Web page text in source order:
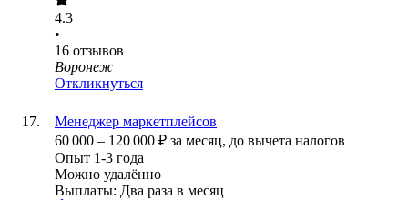
4.3
•
16 отзывов
Воронеж
Откликнуться
Менеджер маркетплейсов
60 000 – 120 000 ₽ за месяц, до вычета налогов
Опыт 1-3 года
Можно удалённо
Выплаты: Два раза в месяц